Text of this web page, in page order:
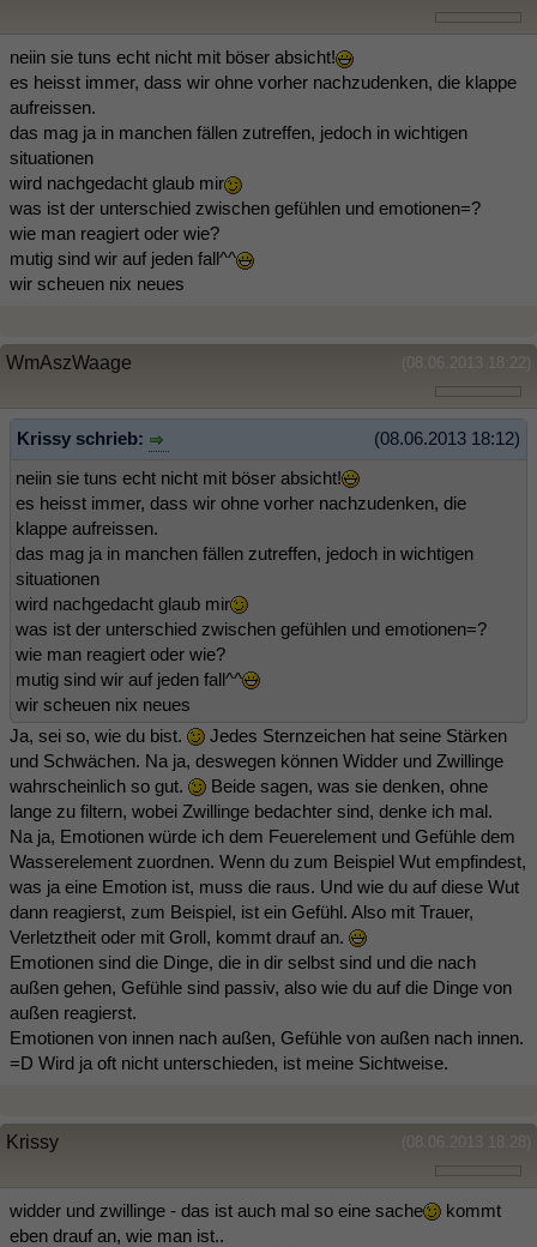
neiin sie tuns echt nicht mit böser absicht!
es heisst immer, dass wir ohne vorher nachzudenken, die klappe
aufreissen.
das mag ja in manchen fällen zutreffen, jedoch in wichtigen
situationen
wird nachgedacht glaub mir
was ist der unterschied zwischen gefühlen und emotionen=?
wie man reagiert oder wie?
mutig sind wir auf jeden fall^^
wir scheuen nix neues
(08.06.2013 18:22)
WmAszWaage
(08.06.2013 18:12)
Krissy schrieb:
neiin sie tuns echt nicht mit böser absicht!
es heisst immer, dass wir ohne vorher nachzudenken, die
klappe aufreissen.
das mag ja in manchen fällen zutreffen, jedoch in wichtigen
situationen
wird nachgedacht glaub mir
was ist der unterschied zwischen gefühlen und emotionen=?
wie man reagiert oder wie?
mutig sind wir auf jeden fall^^
wir scheuen nix neues
Ja, sei so, wie du bist.
Jedes Sternzeichen hat seine Stärken
und Schwächen. Na ja, deswegen können Widder und Zwillinge
wahrscheinlich so gut.
Beide sagen, was sie denken, ohne
lange zu filtern, wobei Zwillinge bedachter sind, denke ich mal.
Na ja, Emotionen würde ich dem Feuerelement und Gefühle dem
Wasserelement zuordnen. Wenn du zum Beispiel Wut empfindest,
was ja eine Emotion ist, muss die raus. Und wie du auf diese Wut
dann reagierst, zum Beispiel, ist ein Gefühl. Also mit Trauer,
Verletztheit oder mit Groll, kommt drauf an.
Emotionen sind die Dinge, die in dir selbst sind und die nach
außen gehen, Gefühle sind passiv, also wie du auf die Dinge von
außen reagierst.
Emotionen von innen nach außen, Gefühle von außen nach innen.
=D Wird ja oft nicht unterschieden, ist meine Sichtweise.
(08.06.2013 18:28)
Krissy
widder und zwillinge - das ist auch mal so eine sache
kommt
eben drauf an, wie man ist..